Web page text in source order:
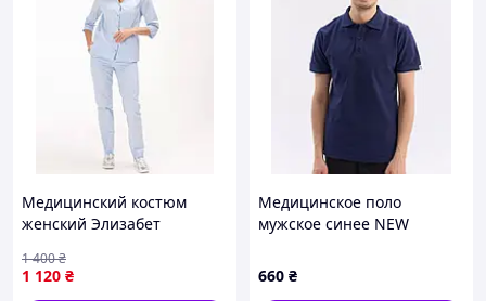
Медицинский костюм
женский Элизабет
1 120 ₴
1 400₴
Медицинское поло
мужское синее NEW
660 ₴